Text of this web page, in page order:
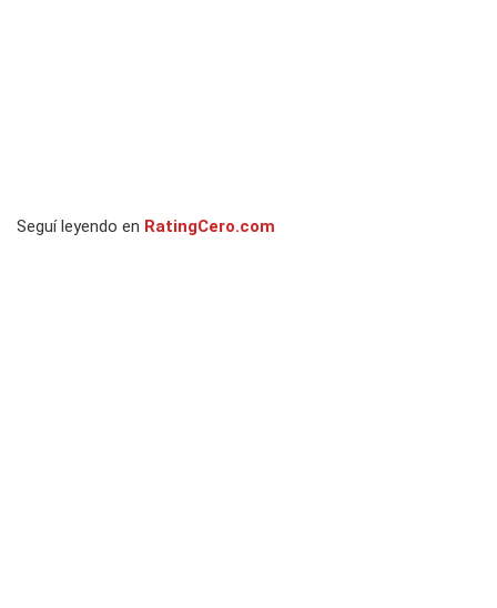
Seguí leyendo en RatingCero.com